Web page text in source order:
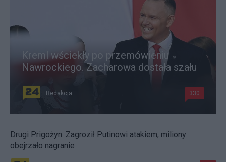
Kreml wściekły po przemówieniu
Nawrockiego. Zacharowa dostała szału
Redakcja 330
Drugi Prigożyn. Zagroził Putinowi atakiem, miliony
obejrzało nagranie